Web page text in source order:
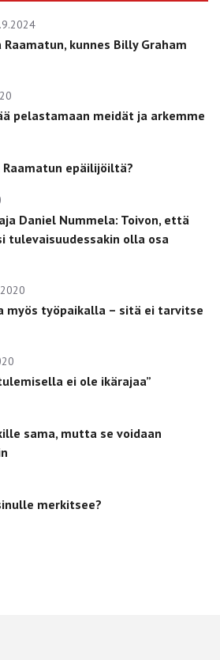
kunnes Billy Graham
pelastamaan meidät ja arkemme
epäilijöiltä?
Daniel Nummela: Toivon, että
tulevaisuudessakin olla osa
myös työpaikalla – sitä ei tarvitse
ei ole ikärajaa”
sama, mutta se voidaan
merkitsee?